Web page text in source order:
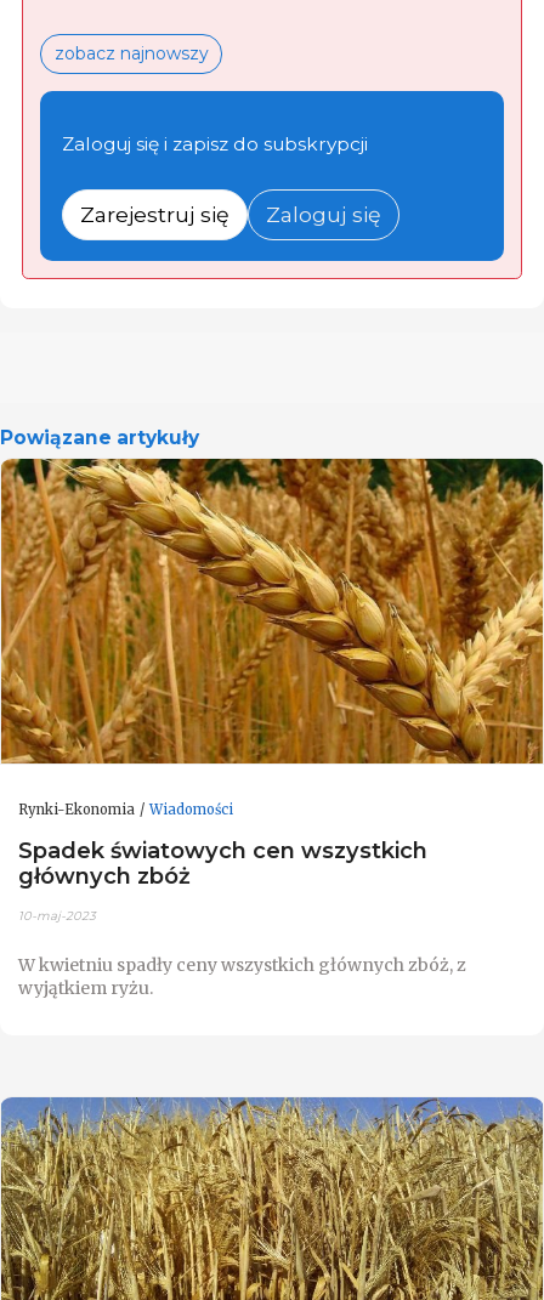
zobacz najnowszy
Zaloguj się i zapisz do subskrypcji
Zarejestruj się Zaloguj się
Powiązane artykuły
Rynki-Ekonomia Wiadomości
Spadek światowych cen wszystkich
głównych zbóż
10-maj-2023
W kwietniu spadły ceny wszystkich głównych zbóż, z
wyjątkiem ryżu.